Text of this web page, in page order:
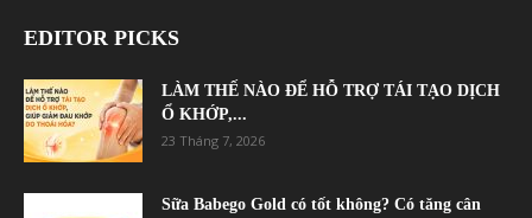
EDITOR PICKS
LÀM THẾ NÀO ĐỂ HỖ TRỢ TÁI TẠO DỊCH
Ổ KHỚP,...
23 Tháng 7, 2026
Sữa Babego Gold có tốt không? Có tăng cân